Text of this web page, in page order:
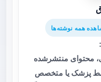
همه نوشته‌ها
محتوای منتشرشده
پزشک یا متخصص